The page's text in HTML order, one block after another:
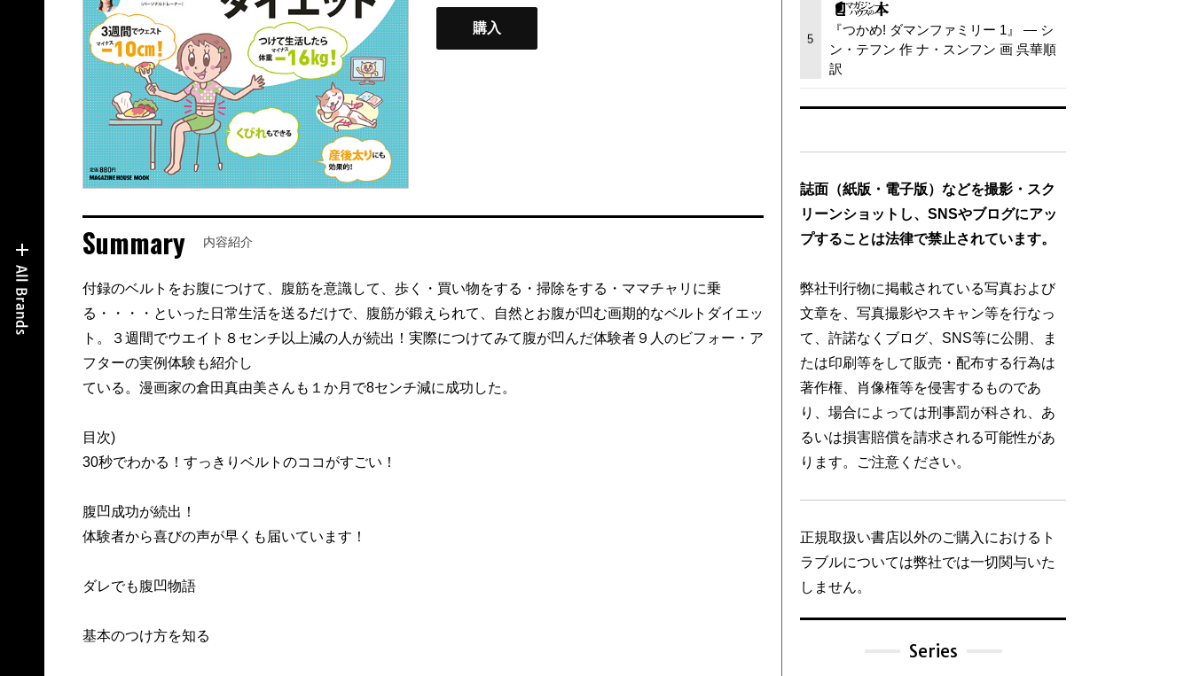
購入
Summary 内容紹介
付録のベルトをお腹につけて、腹筋を意識して、歩く・買い物をする・掃除をする・ママチャリに乗
る・・・・といった日常生活を送るだけで、腹筋が鍛えられて、自然とお腹が凹む画期的なベルトダイエッ
ト。３週間でウエイト８センチ以上減の人が続出！実際につけてみて腹が凹んだ体験者９人のビフォー・ア
フターの実例体験も紹介し
ている。漫画家の倉田真由美さんも１か月で8センチ減に成功した。
目次)
30秒でわかる！すっきりベルトのココがすごい！
腹凹成功が続出！
体験者から喜びの声が早くも届いています！
ダレでも腹凹物語
基本のつけ方を知る
5
『つかめ! ダマンファミリー 1』 — シ
ン・テフン 作 ナ・スンフン 画 呉華順
訳
誌面（紙版・電子版）などを撮影・スク
リーンショットし、SNSやブログにアッ
プすることは法律で禁止されています。
弊社刊行物に掲載されている写真および
文章を、写真撮影やスキャン等を行なっ
て、許諾なくブログ、SNS等に公開、ま
たは印刷等をして販売・配布する行為は
著作権、肖像権等を侵害するものであ
り、場合によっては刑事罰が科され、あ
るいは損害賠償を請求される可能性があ
ります。ご注意ください。
正規取扱い書店以外のご購入におけるト
ラブルについては弊社では一切関与いた
しません。
Series